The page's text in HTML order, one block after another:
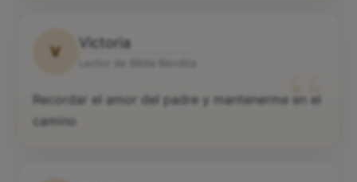
V
Victoria
“
Recordar el amor del padre y mantenerme en el
camino